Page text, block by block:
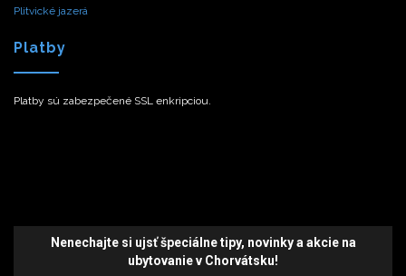
Plitvické jazerá
Platby
Platby sú zabezpečené SSL enkripciou.
Nenechajte si ujsť špeciálne tipy, novinky a akcie na
ubytovanie v Chorvátsku!